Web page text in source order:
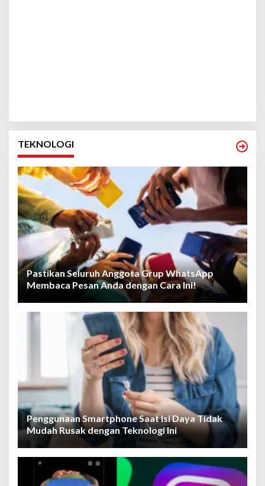
TEKNOLOGI
Pastikan Seluruh Anggota Grup WhatsApp
Membaca Pesan Anda dengan Cara Ini!
Penggunaan Smartphone Saat Isi Daya Tidak
Mudah Rusak dengan Teknologi Ini